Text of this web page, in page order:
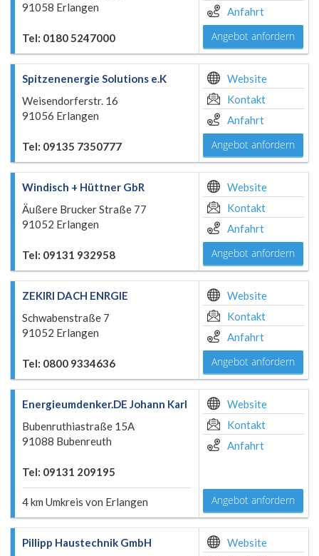
91058 Erlangen
Tel: 0180 5247000
Anfahrt
Angebot anfordern
Spitzenenergie Solutions e.K
Weisendorferstr. 16
91056 Erlangen
Tel: 09135 7350777
Website
Kontakt
Anfahrt
Angebot anfordern
Windisch + Hüttner GbR
Äußere Brucker Straße 77
91052 Erlangen
Tel: 09131 932958
Website
Kontakt
Anfahrt
Angebot anfordern
ZEKIRI DACH ENRGIE
Schwabenstraße 7
91052 Erlangen
Tel: 0800 9334636
Website
Kontakt
Anfahrt
Angebot anfordern
Energieumdenker.DE Johann Karl
Bubenruthiastraße 15A
91088 Bubenreuth
Tel: 09131 209195
4 km Umkreis von Erlangen
Website
Kontakt
Anfahrt
Angebot anfordern
Pillipp Haustechnik GmbH
Website